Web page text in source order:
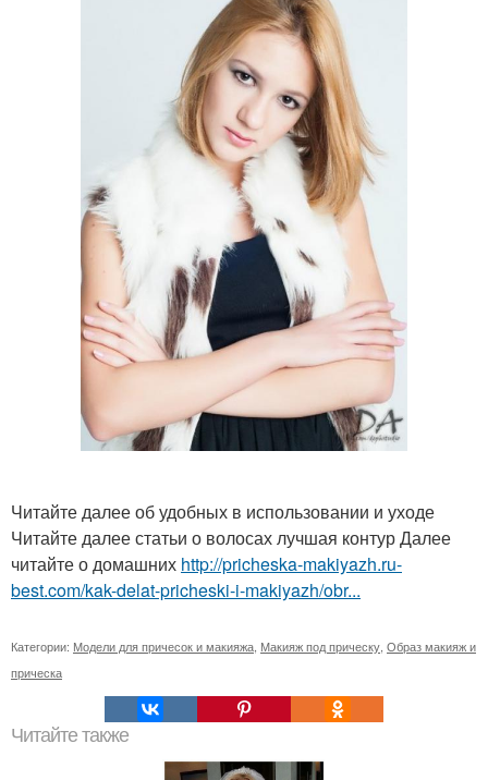
Читайте далее об удобных в использовании и уходе
Читайте далее статьи о волосах лучшая контур Далее
читайте о домашних http://pricheska-makiyazh.ru-
best.com/kak-delat-pricheski-i-makiyazh/obr...
Категории: Модели для причесок и макияжа Макияж под прическу Образ макияж и
прическа
Читайте также